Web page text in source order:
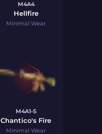
M4A4
Hellfire
Minimal Wear
M4A1-S
Chantico's Fire
Minimal Wear